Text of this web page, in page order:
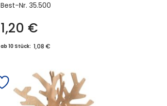
Best-Nr.35.500
1,20 €
ab 10 Stück: 1,08 €